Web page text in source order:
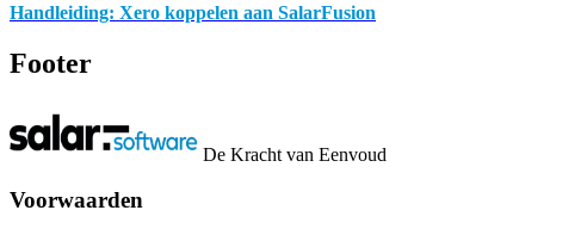
Handleiding: Xero koppelen aan SalarFusion
Footer
De Kracht van Eenvoud
Voorwaarden